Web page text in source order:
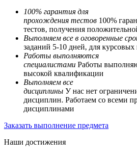
100% гарантия для
прохождения тестов 100%
тестов, получения
Выполняем все в оговоренные
заданий 5-10 дней, для
Работы выполняются
специалистами Работы
высокой квалификации
Выполняем все
дисциплины У нас нет
дисциплин. Работаем со всеми
дисциплинами
Заказать выполнение предмета
Наши достижения